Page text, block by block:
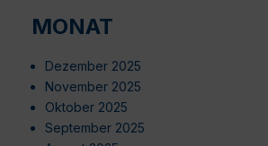
MONAT
Dezember 2025
November 2025
Oktober 2025
September 2025